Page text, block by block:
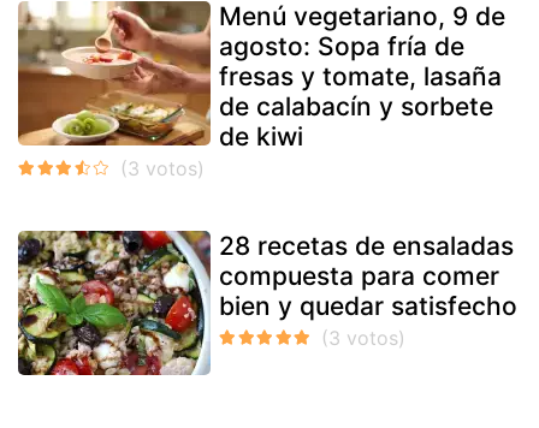
Menú vegetariano, 9 de
agosto: Sopa fría de
fresas y tomate, lasaña
de calabacín y sorbete
de kiwi
28 recetas de ensaladas
compuesta para comer
bien y quedar satisfecho